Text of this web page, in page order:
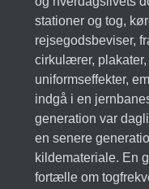
stationer og tog,
rejsegodsbeviser,
cirkulærer, plakater,
uniformseffekter,
indgå i en
generation var
en senere
kildemateriale. En
fortælle om